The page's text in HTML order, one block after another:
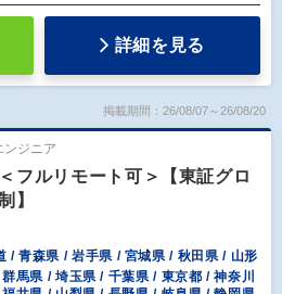
詳細を見る
掲載期間：26/08/07～26/08/20
ンジニア
フルリモート可＞【東証グロ
】
/ 青森県 / 岩手県 / 宮城県 / 秋田県 / 山形
馬県 / 埼玉県 / 千葉県 / 東京都 / 神奈川